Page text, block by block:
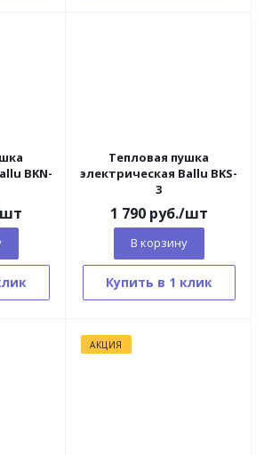
BKN-
Тепловая пушка
электрическая Ballu BKS-
3
1 790руб./шт
В корзину
Купить в 1 клик
АКЦИЯ